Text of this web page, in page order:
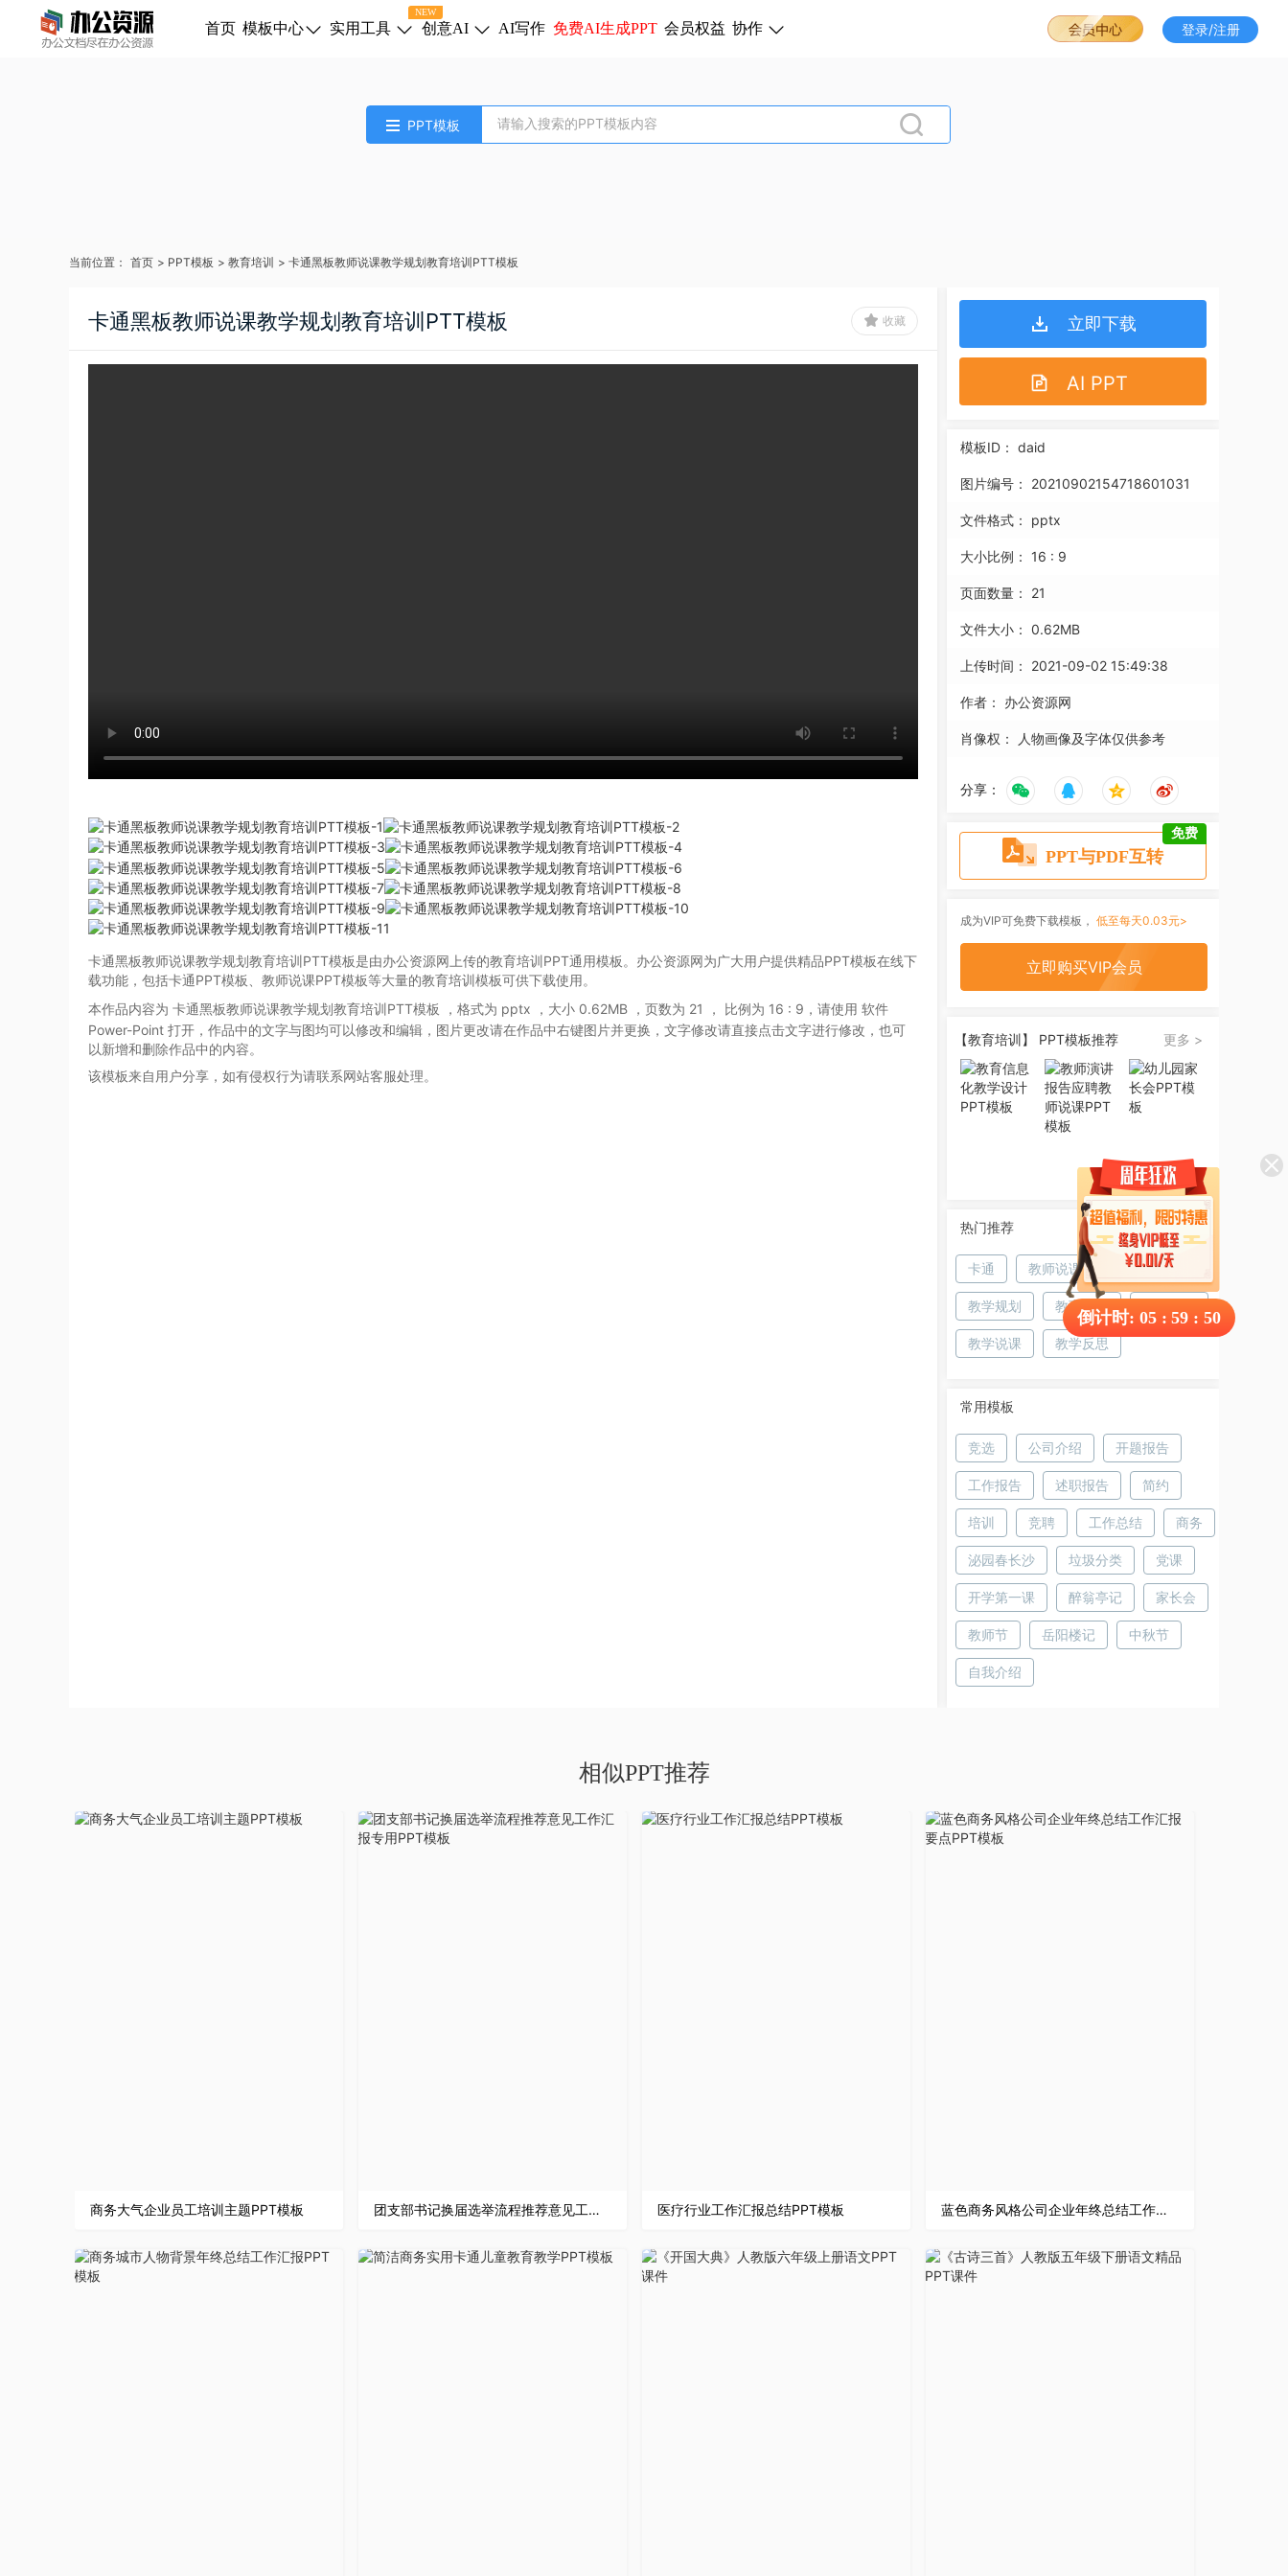
首页 模板中心
NEW
实用工具 创意AI AI写作 免费AI生成PPT 会员权益 协作 登录/注册
PPT模板
当前位置： 首页 > PPT模板 > 教育培训 > 卡通黑板教师说课教学规划教育培训PTT模板
卡通黑板教师说课教学规划教育培训PTT模板 收藏
卡通黑板教师说课教学规划教育培训PTT模板是由办公资源网上传的教育培训PPT通用模板。办公资源网为广大用户提供精品PPT模板在线下
载功能，包括卡通PPT模板、教师说课PPT模板等大量的教育培训模板可供下载使用。
本作品内容为 卡通黑板教师说课教学规划教育培训PTT模板
，格式为 pptx ，大小 0.62MB ，页数为 21 ， 比例为 16 : 9 ，请使用 软件
Power-Point 打开，作品中的文字与图均可以修改和编辑，图片更改请在作品中右键图片并更换，文字修改请直接点击文字进行修改，也可
以新增和删除作品中的内容。
该模板来自用户分享，如有侵权行为请联系网站客服处理。
立即下载
AI PPT
模板ID： daid
图片编号： 20210902154718601031
文件格式： pptx
大小比例： 16 : 9
页面数量： 21
文件大小： 0.62MB
上传时间： 2021-09-02 15:49:38
作者： 办公资源网
肖像权： 人物画像及字体仅供参考
分享：
PPT与PDF互转
免费
成为VIP可免费下载模板， 低至每天0.03元>
立即购买VIP会员
【教育培训】 PPT模板推荐 更多 >
热门推荐
卡通 教师说课 说课
教学规划 教育培训
教学说课 教学反思
常用模板
竞选 公司介绍 开题报告
工作报告 述职报告 简约
培训 竞聘 工作总结 商务
泌园春长沙 垃圾分类 党课
开学第一课 醉翁亭记 家长会
教师节 岳阳楼记 中秋节
自我介绍
相似PPT推荐
商务大气企业员工培训主题PPT模板 团支部书记换届选举流程推荐意见工作汇报专用PPT模板 医疗行业工作汇报总结PPT模板 蓝色商务风格公司企业年终总结工作汇报要点PPT模板
倒计时: 05 : 59 : 49